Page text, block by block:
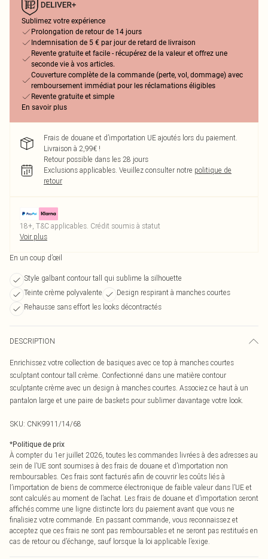
Sublimez votre expérience
Prolongation de retour de 14 jours
Indemnisation de 5 € par jour de retard de livraison
Revente gratuite et facile - récupérez de la valeur et offrez une
seconde vie à vos articles.
Couverture complète de la commande (perte, vol, dommage) avec
remboursement immédiat pour les réclamations éligibles
Revente gratuite et simple
En savoir plus
Frais de douane et d’importation UE ajoutés lors du paiement.
Livraison à 2,99€ !
Retour possible dans les 28 jours
Exclusions applicables. Veuillez consulter notre politique de
retour
18+, T&C applicables. Crédit soumis à statut
Voir plus
En un coup d’œil
Style galbant contour tall qui sublime la silhouette
Teinte crème polyvalente
Design respirant à manches courtes
Rehausse sans effort les looks décontractés
DESCRIPTION
Enrichissez votre collection de basiques avec ce top à manches courtes
sculptant contour tall crème. Confectionné dans une matière contour
sculptante crème avec un design à manches courtes. Associez ce haut à un
pantalon large et une paire de baskets pour sublimer davantage votre look.
SKU: CNK9911/14/68
*Politique de prix
À compter du 1er juillet 2026, toutes les commandes livrées à des adresses au
sein de l’UE sont soumises à des frais de douane et d’importation non
remboursables. Ces frais sont facturés afin de couvrir les coûts liés à
l’importation de biens de commerce électronique de faible valeur dans l’UE et
sont calculés au moment de l’achat. Les frais de douane et d’importation seront
affichés comme une ligne distincte lors du paiement avant que vous ne
finalisiez votre commande. En passant commande, vous reconnaissez et
acceptez que ces frais ne sont pas remboursables et ne seront pas restitués en
cas de retour ou d’échange, sauf lorsque la loi applicable l’exige.